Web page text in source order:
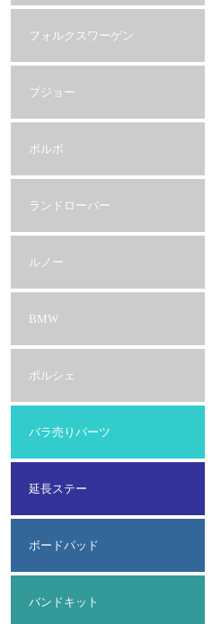
フォルクスワーゲン
プジョー
ボルボ
ランドローバー
ルノー
BMW
ポルシェ
バラ売りパーツ
延長ステー
ボードパッド
バンドキット